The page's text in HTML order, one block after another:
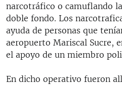
narcotráfico o camuflando
doble fondo. Los
ayuda de personas que
aeropuerto Mariscal Sucre,
el apoyo de un miembro
En dicho operativo fueron